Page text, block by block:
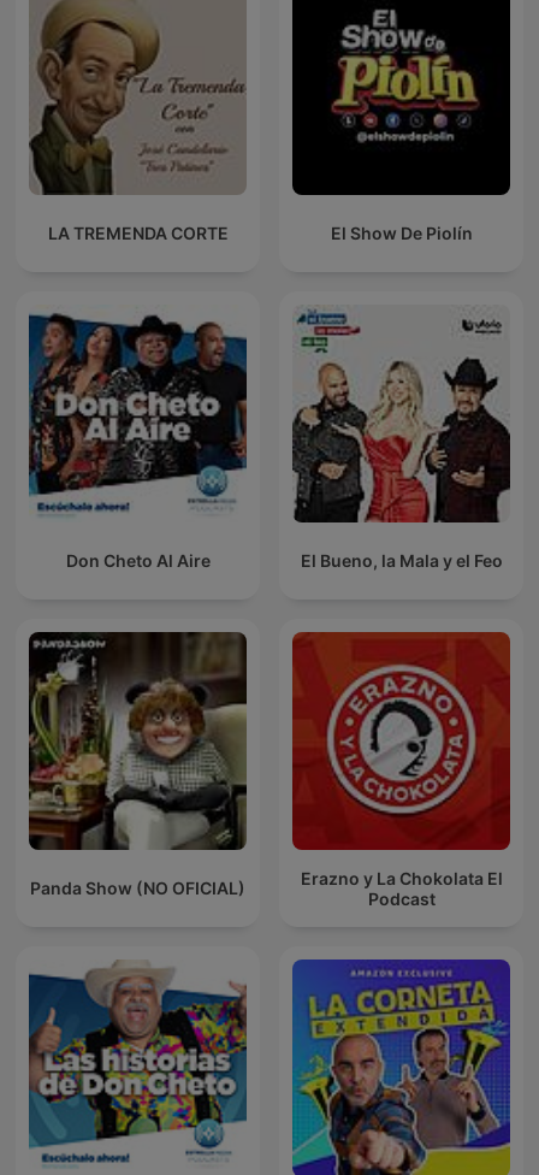
LA TREMENDA CORTE El Show De Piolín
Don Cheto Al Aire El Bueno, la Mala y el Feo
Panda Show (NO OFICIAL)
Erazno y La Chokolata El
Podcast